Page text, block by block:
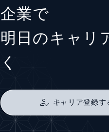
企業で
明日のキャリ
く
キャリア登録す